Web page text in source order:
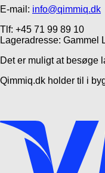
E-mail: info@qimmiq.dk
Tlf: +45 71 99 89 10
Lageradresse: Gammel
Det er muligt at besøge
Qimmiq.dk holder til i